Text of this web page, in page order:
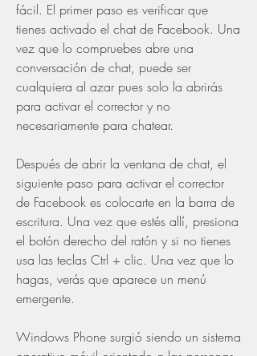
fácil. El primer paso es verificar que
tienes activado el chat de Facebook. Una
vez que lo compruebes abre una
conversación de chat, puede ser
cualquiera al azar pues solo la abrirás
para activar el corrector y no
necesariamente para chatear.
Después de abrir la ventana de chat, el
siguiente paso para activar el corrector
de Facebook es colocarte en la barra de
escritura. Una vez que estés allí, presiona
el botón derecho del ratón y si no tienes
usa las teclas Ctrl + clic. Una vez que lo
hagas, verás que aparece un menú
emergente.
Windows Phone surgió siendo un sistema